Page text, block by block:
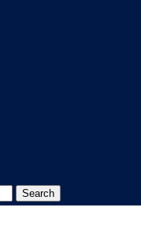
Search